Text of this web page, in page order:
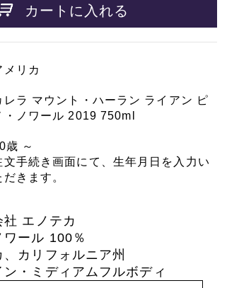
カートに入れる
メリカ
レラ マウント・ハーラン ライアン ピ
・ノワール 2019 750ml
歳 ～
文手続き画面にて、生年月日を入力い
だきます。
エノテカ
ール 100％
カリフォルニア州
・ミディアムフルボディ